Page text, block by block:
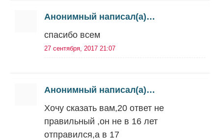
Анонимный написал(а)…
спасибо всем
27 сентября, 2017 21:07
Анонимный написал(а)…
Хочу сказать вам,20 ответ не
правильный ,он не в 16 лет
отправился,а в 17